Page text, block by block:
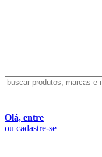
Olá, entre
ou cadastre-se